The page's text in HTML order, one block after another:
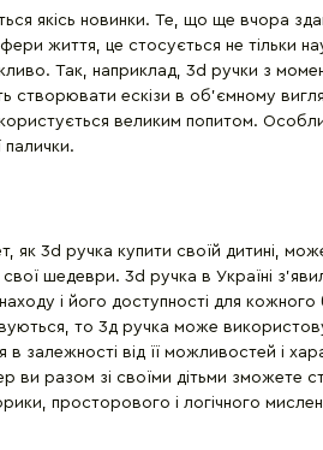
якісь новинки. Те, що ще вчора
життя, це стосується не тільки
Так, наприклад, 3d ручки з
створювати ескізи в об'ємному
великим попитом.
палички.
3d ручка купити своїй дитині,
шедеври. 3d ручка в Україні
і його доступності для
то 3д ручка може
залежності від її можливостей і
разом зі своїми дітьми зможете
просторового і логічного